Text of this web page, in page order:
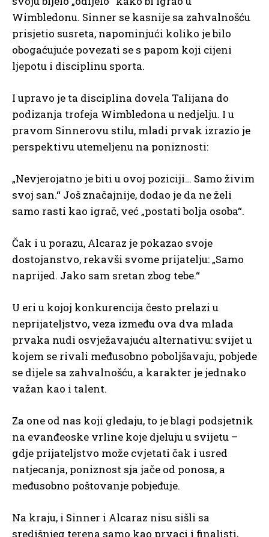
Wimbledonu. Sinner se kasnije sa zahvalnošću
prisjetio susreta, napominjući koliko je bilo
obogaćujuće povezati se s papom koji cijeni
ljepotu i disciplinu sporta.
I upravo je ta disciplina dovela Talijana do
podizanja trofeja Wimbledona u nedjelju. I u
pravom Sinnerovu stilu, mladi prvak izrazio je
perspektivu utemeljenu na poniznosti:
„Nevjerojatno je biti u ovoj poziciji… Samo živim
svoj san.“ Još značajnije, dodao je da ne želi
samo rasti kao igrač, već „postati bolja osoba“.
Čak i u porazu, Alcaraz je pokazao svoje
dostojanstvo, rekavši svome prijatelju: „Samo
naprijed. Jako sam sretan zbog tebe.“
U eri u kojoj konkurencija često prelazi u
neprijateljstvo, veza između ova dva mlada
prvaka nudi osvježavajuću alternativu: svijet u
kojem se rivali međusobno poboljšavaju, pobjede
se dijele sa zahvalnošću, a karakter je jednako
važan kao i talent.
Za one od nas koji gledaju, to je blagi podsjetnik
na evanđeoske vrline koje djeluju u svijetu –
gdje prijateljstvo može cvjetati čak i usred
natjecanja, poniznost sja jače od ponosa, a
međusobno poštovanje pobjeđuje.
Na kraju, i Sinner i Alcaraz nisu sišli sa
središnjeg terena samo kao prvaci i finalisti,